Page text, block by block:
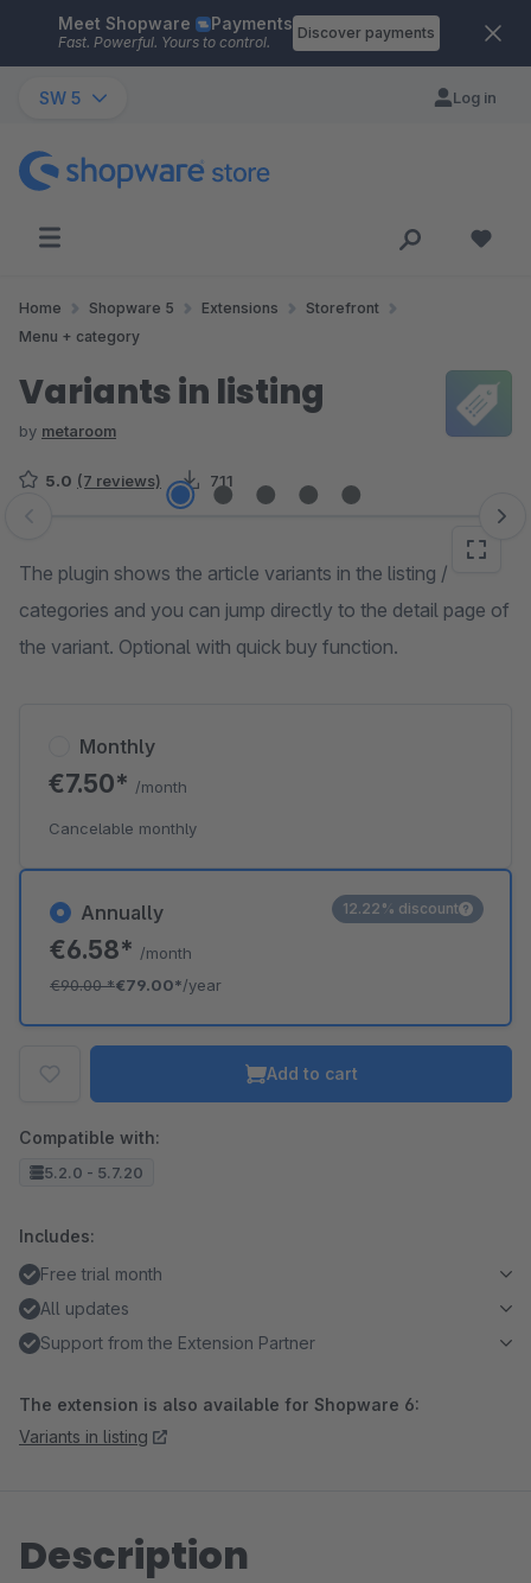
Skip to main content
Meet Shopware Payments
Fast. Powerful. Yours to control.
Discover payments
SW 5 Log in
Home Shopware 5 Extensions
Storefront
Menu + category
Variants in listing
by metaroom
5.0 (7 reviews) 711
Skip image gallery
The plugin shows the article variants in the listing /
categories and you can jump directly to the detail page of
the variant. Optional with quick buy function.
Annually
€6.58* /month
€90.00*€79.00*/year
12.22% discount
Monthly
€7.50* /month
Cancelable monthly
Add to cart
Compatible with:
5.2.0 - 5.7.20
Includes:
Free trial month
All updates
Support from the Extension Partner
The extension is also available for Shopware 6:
Variants in listing
Description